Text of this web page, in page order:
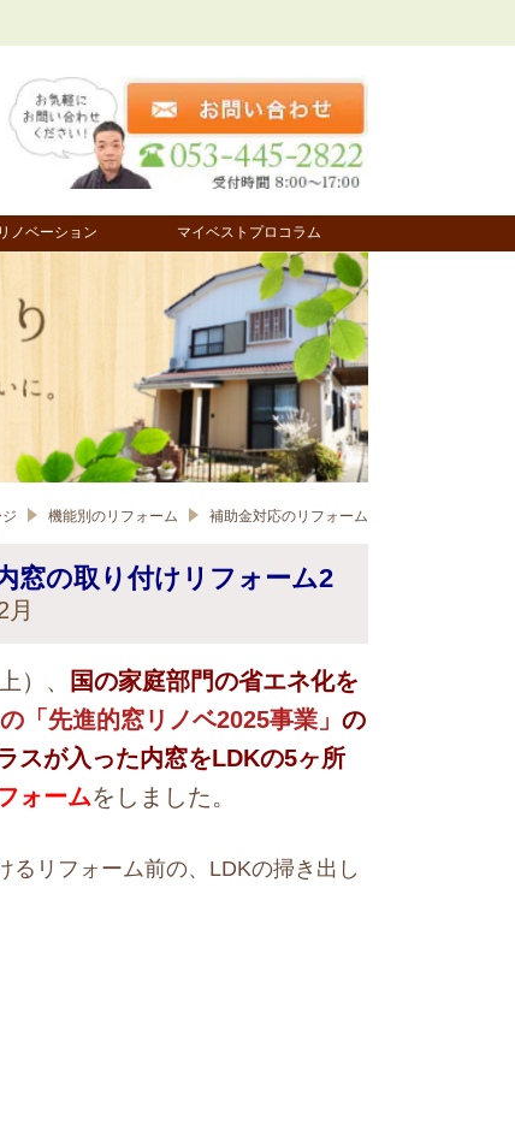
リノベーション マイベストプロコラム
機能別のリフォーム 補助金対応のリフォーム
窓の取り付けリフォーム2
）、
国の家庭部門の省エネ化を
「先進的窓リノベ2025事業」 の
スが入った内窓をLDKの5ヶ所
ォームをしました。
るリフォーム前の、LDKの掃き出し